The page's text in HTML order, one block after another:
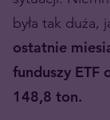
była tak duża,
ostatnie
funduszy ETF
148,8 ton.